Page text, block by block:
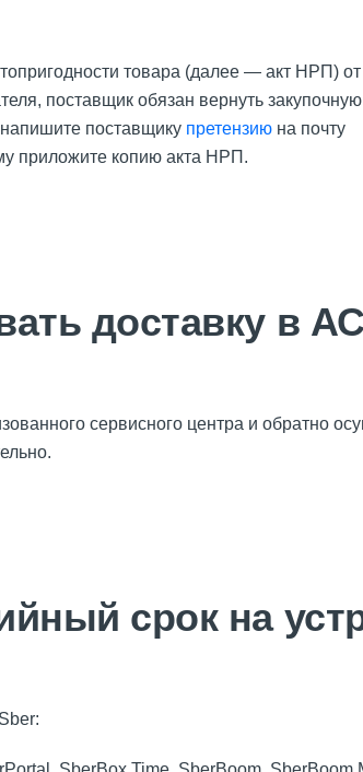
товара (далее — акт НРП)
поставщик обязан вернуть
поставщику претензию на почту
приложите копию акта НРП.
доставку в
сервисного центра и обратно
срок на